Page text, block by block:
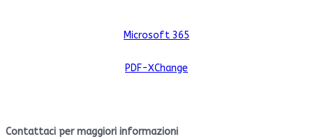
Microsoft 365
PDF-XChange
Contattaci per maggiori informazioni